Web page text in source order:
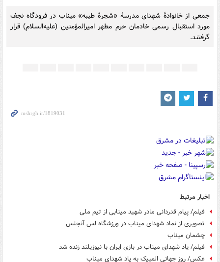
جمعی از خانوادۀ شهدای مدرسۀ «شجرۀ طیبه» میناب در فرودگاه نجف
مورد استقبال رسمی خادمان حرم مطهر امیرالمؤمنین (علیه‌السلام) قرار
گرفتند.
اخبار مرتبط
فیلم/ پیام قدردانی مادر شهید مینابی از تیم ملی
تصویری از نماد شهدای میناب در ورزشگاه لس آنجلس
چشمان میناب
فیلم/ یاد شهدای میناب در بازی ایران با نیوزیلند زنده شد
عکس/ روز جهانی المپیک به یاد شهدای میناب